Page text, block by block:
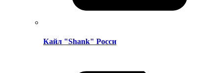
Кайл "Shank" Росси